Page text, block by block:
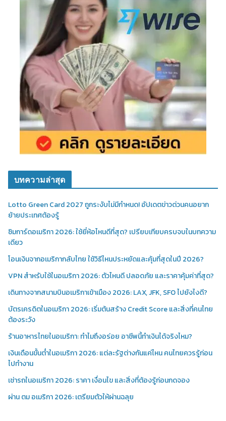
บทความล่าสุด
Lotto Green Card 2027 ถูกระงับไม่มีกำหนด! อัปเดตข่าวด่วนคนอยาก
ย้ายประเทศต้องรู้
ซิมการ์ดอเมริกา 2026: ใช้ยี่ห้อไหนดีที่สุด? เปรียบเทียบครบจบในบทความ
เดียว
โอนเงินจากอเมริกากลับไทย ใช้วิธีไหนประหยัดและคุ้มที่สุดในปี 2026?
VPN สำหรับใช้ในอเมริกา 2026: ตัวไหนดี ปลอดภัย และราคาคุ้มค่าที่สุด?
เดินทางจากสนามบินอเมริกาเข้าเมือง 2026: LAX, JFK, SFO ไปยังไงดี?
บัตรเครดิตในอเมริกา 2026: เริ่มต้นสร้าง Credit Score และสิ่งที่คนไทย
ต้องระวัง
ร้านอาหารไทยในอเมริกา: ทำไมถึงอร่อย อาชีพนี้ทำเงินได้จริงไหม?
เงินเดือนขั้นต่ำในอเมริกา 2026: แต่ละรัฐต่างกันแค่ไหน คนไทยควรรู้ก่อน
ไปทำงาน
เช่ารถในอเมริกา 2026: ราคา เงื่อนไข และสิ่งที่ต้องรู้ก่อนกดจอง
ผ่าน ตม อเมริกา 2026: เตรียมตัวให้ผ่านฉลุย